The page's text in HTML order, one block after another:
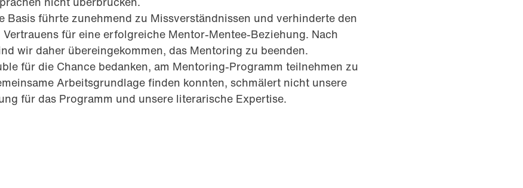
Basis führte zunehmend zu Missverständnissen und verhinderte den
für eine erfolgreiche Mentor-Mentee-Beziehung. Nach
wir daher übereingekommen, das Mentoring zu beenden.
für die Chance bedanken, am Mentoring-Programm teilnehmen zu
Arbeitsgrundlage finden konnten, schmälert nicht unsere
für das Programm und unsere literarische Expertise.